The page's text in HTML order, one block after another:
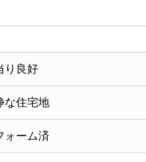
り良好
な住宅地
ォーム済